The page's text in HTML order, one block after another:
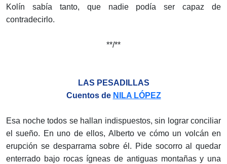
Kolín sabía tanto, que nadie podía ser capaz de
contradecirlo.
**/**
LAS PESADILLAS
Cuentos de NILA LÓPEZ
Esa noche todos se hallan indispuestos, sin lograr conciliar
el sueño. En uno de ellos, Alberto ve cómo un volcán en
erupción se desparrama sobre él. Pide socorro al quedar
enterrado bajo rocas ígneas de antiguas montañas y una